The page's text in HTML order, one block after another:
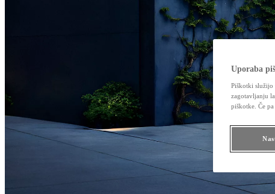
Uporaba
Piškotki služijo
zagotavljanju
piškotke. Če